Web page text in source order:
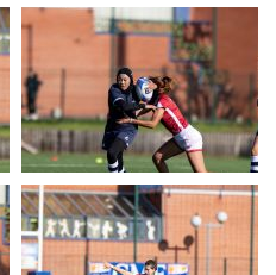
UERC
UERC